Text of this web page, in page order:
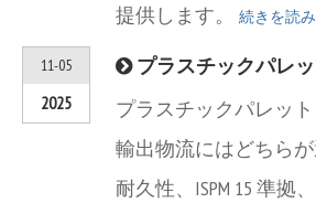
提供します。 続きを読
11-05
2025
プラスチックパレットと木製パレット: 輸出業者にとっての
プラスチックパレッ
輸出物流にはどちら
耐久性、ISPM 15 準拠